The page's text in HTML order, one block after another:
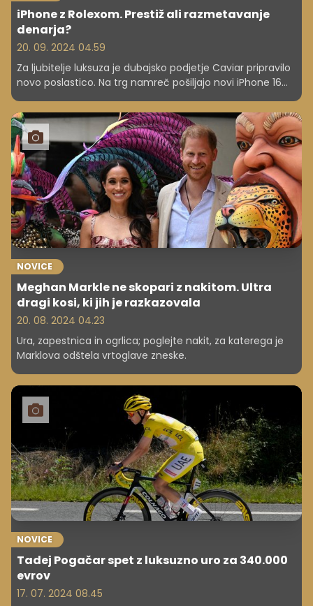
iPhone z Rolexom. Prestiž ali razmetavanje
denarja?
20. 09. 2024 04.59
Za ljubitelje luksuza je dubajsko podjetje Caviar pripravilo
novo poslastico. Na trg namreč pošiljajo novi iPhone 16
NOVICE
Meghan Markle ne skopari z nakitom. Ultra
dragi kosi, ki jih je razkazovala
20. 08. 2024 04.23
Ura, zapestnica in ogrlica; poglejte nakit, za katerega je
Marklova odštela vrtoglave zneske.
NOVICE
Tadej Pogačar spet z luksuzno uro za 340.000
evrov
17. 07. 2024 08.45